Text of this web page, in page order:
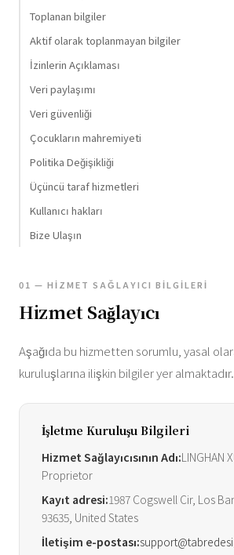
Toplanan bilgiler
Aktif olarak toplanmayan bilgiler
İzinlerin Açıklaması
Veri paylaşımı
Veri güvenliği
Çocukların mahremiyeti
Politika Değişikliği
Üçüncü taraf hizmetleri
Kullanıcı hakları
Bize Ulaşın
01 — HIZMET SAĞLAYICI BILGILERI
Hizmet Sağlayıcı
Aşağıda bu hizmetten sorumlu, yasal
kuruluşlarına ilişkin bilgiler yer almaktadır.
İşletme Kuruluşu Bilgileri
Hizmet Sağlayıcısının Adı:LINGHAN
Proprietor
Kayıt adresi:1987 Cogswell Cir, Los
93635, United States
İletişim e-postası: